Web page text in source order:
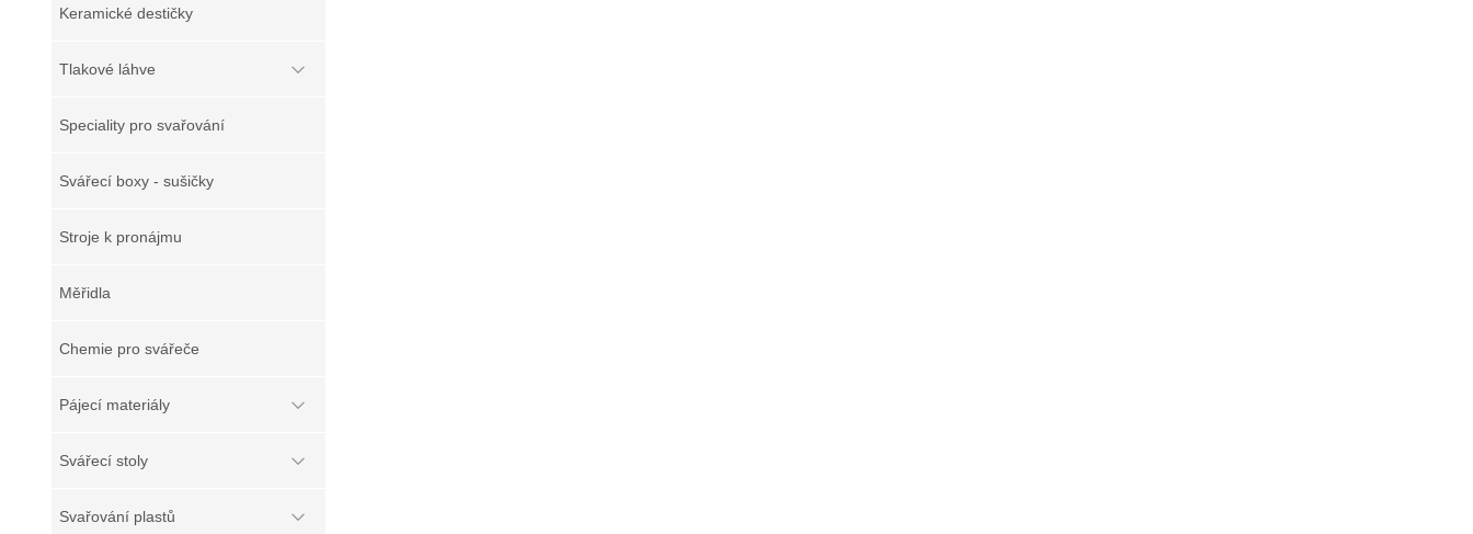
Keramické destičky
Tlakové láhve
Speciality pro svařování
Svářecí boxy - sušičky
Stroje k pronájmu
Měřidla
Chemie pro svářeče
Pájecí materiály
Svářecí stoly
Svařování plastů